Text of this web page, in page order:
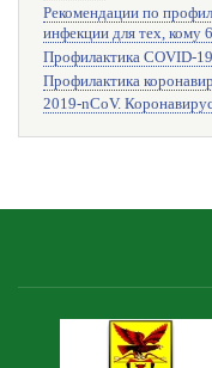
Рекомендации по
инфекции для тех, кому
Профилактика COVID-
Профилактика
2019-nCoV.